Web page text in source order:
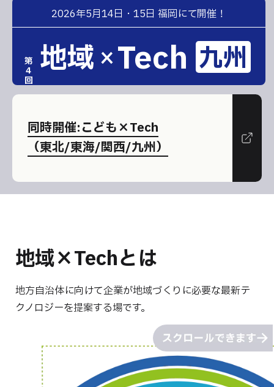
2026年5月14日・15日 福岡にて開催！
第
4
回
地域 ×Tech 九州
同時開催:こども×Tech
（東北/東海/関西/九州）
地域×Techとは
地方自治体に向けて企業が地域づくりに必要な最新テ
クノロジーを提案する場です。